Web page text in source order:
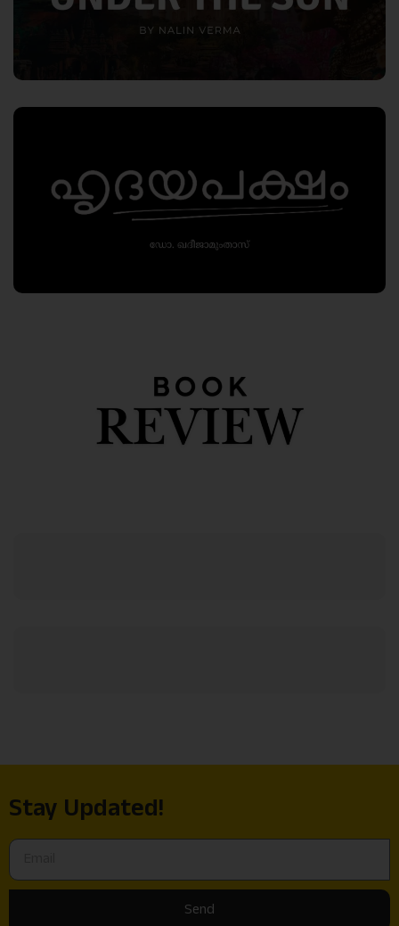
Stay Updated!
Send